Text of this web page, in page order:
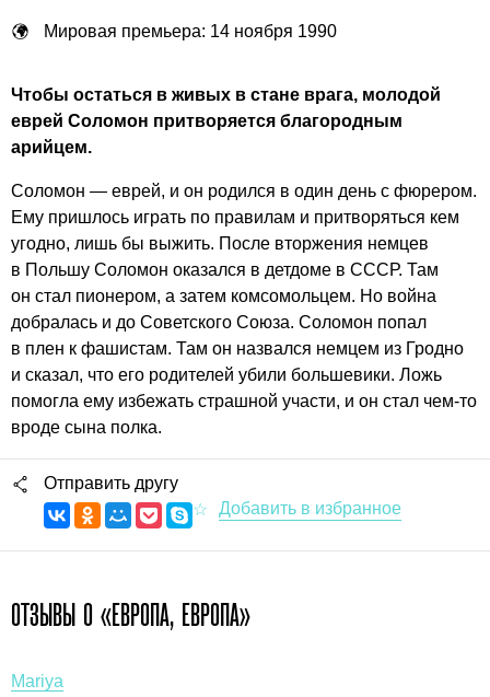
Мировая премьера: 14 ноября 1990
Чтобы остаться в живых в стане врага, молодой
еврей Соломон притворяется благородным
арийцем.
Соломон — еврей, и он родился в один день с фюрером.
Ему пришлось играть по правилам и притворяться кем
угодно, лишь бы выжить. После вторжения немцев
в Польшу Соломон оказался в детдоме в СССР. Там
он стал пионером, а затем комсомольцем. Но война
добралась и до Советского Союза. Соломон попал
в плен к фашистам. Там он назвался немцем из Гродно
и сказал, что его родителей убили большевики. Ложь
помогла ему избежать страшной участи, и он стал чем-то
вроде сына полка.
Отправить другу
ОТЗЫВЫ О «ЕВРОПА, ЕВРОПА»
Mariya